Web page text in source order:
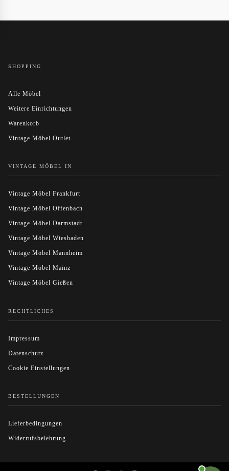
SHOPPING
Alle Möbel
Weitere Einrichtungen
Warenkorb
Vintage Möbel Outlet
VINTAGE MÖBEL IN
Vintage Möbel Frankfurt
Vintage Möbel Offenbach
Vintage Möbel Darmstadt
Vintage Möbel Wiesbaden
Vintage Möbel Mannheim
Vintage Möbel Mainz
Vintage Möbel Gießen
RECHTLICHES
Impressum
Datenschutz
Cookie Einstellungen
BESTELLUNGEN
Lieferbedingungen
Widerrufsbelehrung